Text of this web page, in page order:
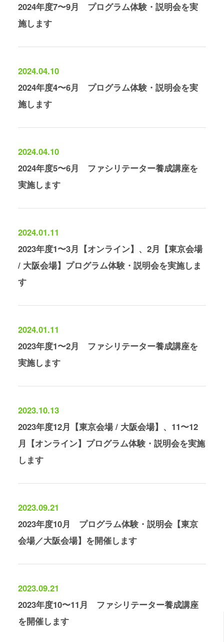
2024年度7〜9月 プログラム体験・説明会を実
施します
2024.04.10
2024年度4〜6月 プログラム体験・説明会を実
施します
2024.04.10
2024年度5〜6月 ファシリテーター養成講座を
実施します
2024.01.11
2023年度1〜3月【オンライン】、2月【東京会場
/ 大阪会場】プログラム体験・説明会を実施しま
す
2024.01.11
2023年度1〜2月 ファシリテーター養成講座を
実施します
2023.10.13
2023年度12月【東京会場 / 大阪会場】、11〜12
月【オンライン】プログラム体験・説明会を実施
します
2023.09.21
2023年度10月 プログラム体験・説明会【東京
会場／大阪会場】を開催します
2023.09.21
2023年度10〜11月 ファシリテーター養成講座
を開催します